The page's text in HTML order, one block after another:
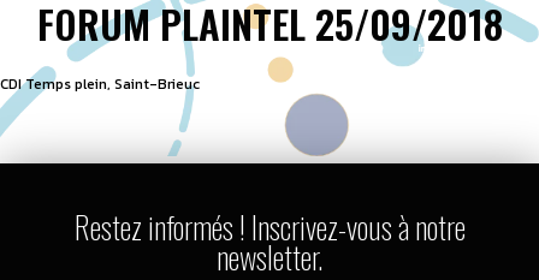
FORUM PLAINTEL 25/09/2018
CDI Temps plein, Saint-Brieuc
Restez informés ! Inscrivez-vous à notre
newsletter.